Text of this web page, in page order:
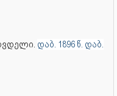
დაბ. 1896 წ. დაბ.